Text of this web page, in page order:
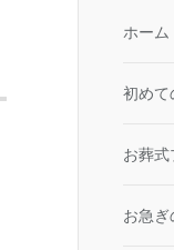
ホーム
初めて
お葬式
お急ぎ